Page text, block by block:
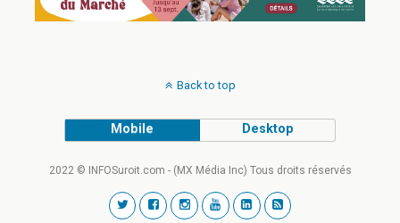
Back to top
Mobile Desktop
2022 © INFOSuroit.com - (MX Média Inc) Tous droits réservés